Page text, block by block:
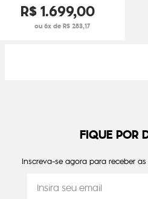
R$1.699,00
ou 6x de R$ 283,17
FIQUE POR
Inscreva-se agora para receber